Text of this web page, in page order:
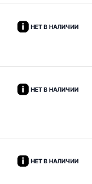
НЕТ В НАЛИЧИИ
НЕТ В НАЛИЧИИ
НЕТ В НАЛИЧИИ